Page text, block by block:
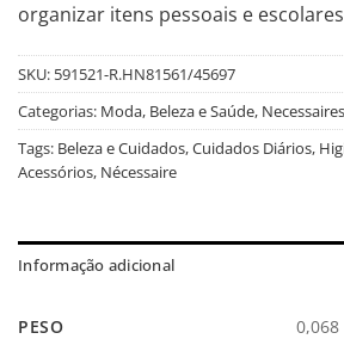
organizar itens pessoais e
SKU: 591521-R.HN81561/45697
Categorias: Moda, Beleza e Saúde,
Tags: Beleza e Cuidados,Cuidados Diários,
Acessórios, Nécessaire
Informação adicional
PESO
0,068